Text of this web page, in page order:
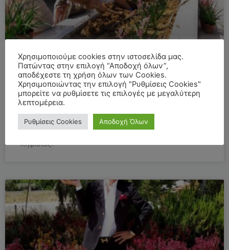
Ο Δήμος Κηφισιάς εμπιστεύεται τον
Ανιγόζανθο!
Σας δείχνουμε πως πραγματοποιήσαμε την φύτευση
Κηφισιάς.
Χρησιμοποιούμε cookies στην ιστοσελίδα μας.
Πατώντας στην επιλογή “Αποδοχή όλων”,
αποδέχεστε τη χρήση όλων των Cookies.
Χρησιμοποιώντας την επιλογή "Ρυθμίσεις Cookies"
μπορείτε να ρυθμίσετε τις επιλογές με μεγαλύτερη
λεπτομέρεια.
Ρυθμίσεις Cookies Αποδοχή Όλων